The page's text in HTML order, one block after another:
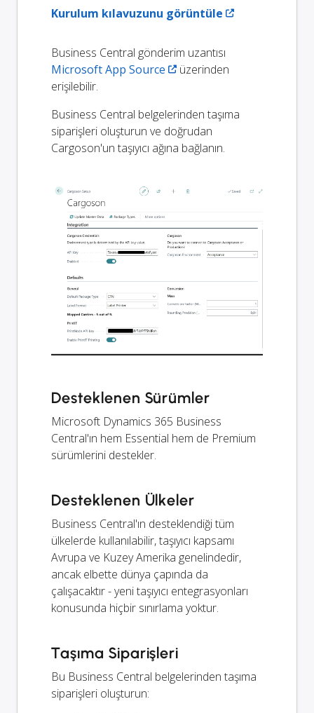
Kurulum kılavuzunu görüntüle
Business Central gönderim uzantısı
Microsoft App Source
üzerinden
erişilebilir.
Business Central belgelerinden taşıma
siparişleri oluşturun ve doğrudan
Cargoson'un taşıyıcı ağına bağlanın.
Desteklenen Sürümler
Microsoft Dynamics 365 Business
Central'ın hem Essential hem de Premium
sürümlerini destekler.
Desteklenen Ülkeler
Business Central'ın desteklendiği tüm
ülkelerde kullanılabilir, taşıyıcı kapsamı
Avrupa ve Kuzey Amerika genelindedir,
ancak elbette dünya çapında da
çalışacaktır - yeni taşıyıcı entegrasyonları
konusunda hiçbir sınırlama yoktur.
Taşıma Siparişleri
Bu Business Central belgelerinden taşıma
siparişleri oluşturun: